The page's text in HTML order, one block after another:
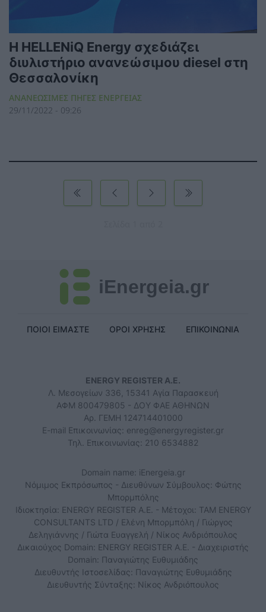
Η HELLENiQ Energy σχεδιάζει
διυλιστήριο ανανεώσιμου diesel στη
Θεσσαλονίκη
ΑΝΑΝΕΩΣΙΜΕΣ ΠΗΓΕΣ ΕΝΕΡΓΕΙΑΣ
29/11/2022 - 09:26
iEnergeia.gr
ΠΟΙΟΙ ΕΙΜΑΣΤΕ ΟΡΟΙ ΧΡΗΣΗΣ ΕΠΙΚΟΙΝΩΝΙΑ
ENERGY REGISTER Α.Ε.
Λ. Μεσογείων 336, 15341 Αγία Παρασκευή
ΑΦΜ 800479805 - ΔΟΥ ΦΑΕ ΑΘΗΝΩΝ
Αρ. ΓΕΜΗ 124714401000
E-mail Επικοινωνίας: enreg@energyregister.gr
Τηλ. Επικοινωνίας: 210 6534882
Domain name: iEnergeia.gr
Νόμιμος Εκπρόσωπος - Διευθύνων Σύμβουλος: Φώτης
Μπορμπόλης
Ιδιοκτησία: ENERGY REGISTER Α.Ε. - Μέτοχοι: TAM ENERGY
CONSULTANTS LTD / Ελένη Μπορμπόλη / Γιώργος
Δεληγιάννης / Γιώτα Ευαγγελή / Νίκος Ανδριόπουλος
Δικαιούχος Domain: ENERGY REGISTER Α.Ε. - Διαχειριστής
Domain: Παναγιώτης Ευθυμιάδης
Διευθυντής Ιστοσελίδας: Παναγιώτης Ευθυμιάδης
Διευθυντής Σύνταξης: Νίκος Ανδριόπουλος